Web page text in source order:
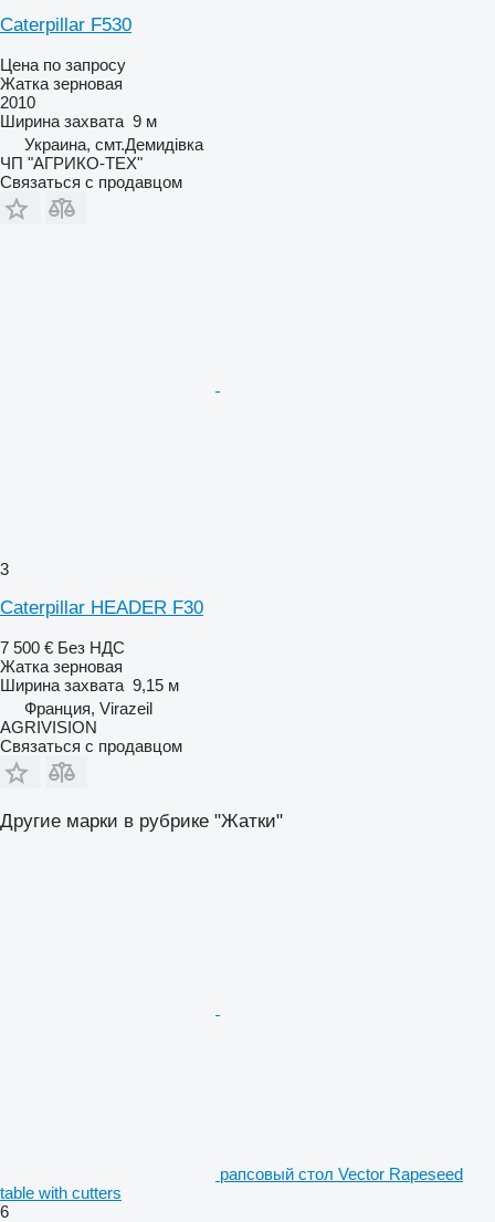
Caterpillar F530
Цена по запросу
Жатка зерновая
2010
Ширина захвата 9 м
Украина, смт.Демидівка
ЧП "АГРИКО-ТЕХ"
Связаться с продавцом
3
Caterpillar HEADER F30
7 500 € Без НДС
Жатка зерновая
Ширина захвата 9,15 м
Франция, Virazeil
AGRIVISION
Связаться с продавцом
Другие марки в рубрике "Жатки"
рапсовый стол Vector Rapeseed
table with cutters
6